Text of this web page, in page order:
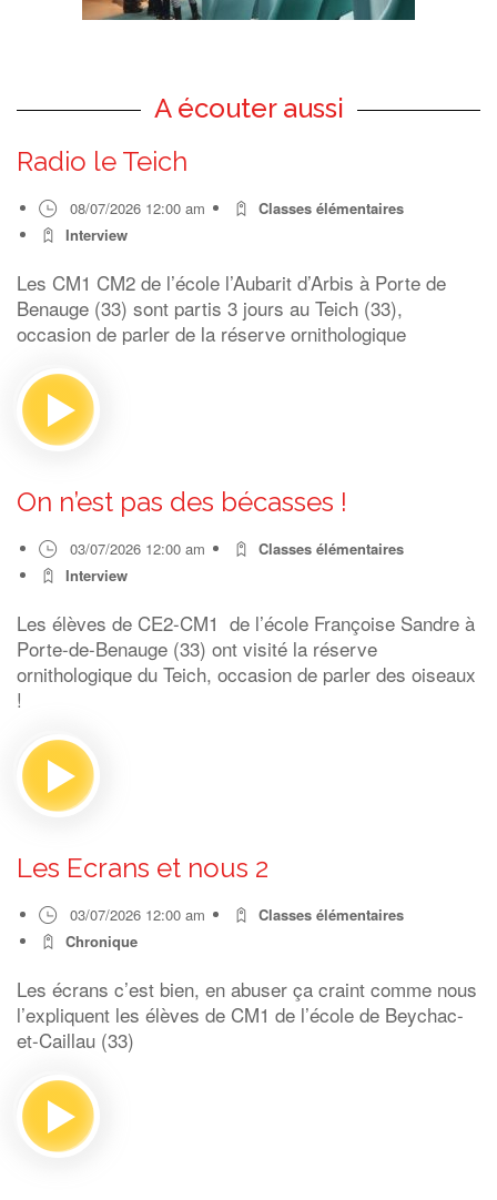
A écouter aussi
Radio le Teich
08/07/2026 12:00 am
Classes élémentaires
Interview
Les CM1 CM2 de l’école l’Aubarit d’Arbis à Porte de
Benauge (33) sont partis 3 jours au Teich (33),
occasion de parler de la réserve ornithologique
On n’est pas des bécasses !
03/07/2026 12:00 am
Classes élémentaires
Interview
Les élèves de CE2-CM1 de l’école Françoise Sandre à
Porte-de-Benauge (33) ont visité la réserve
ornithologique du Teich, occasion de parler des oiseaux
!
Les Ecrans et nous 2
03/07/2026 12:00 am
Classes élémentaires
Chronique
Les écrans c’est bien, en abuser ça craint comme nous
l’expliquent les élèves de CM1 de l’école de Beychac-
et-Caillau (33)